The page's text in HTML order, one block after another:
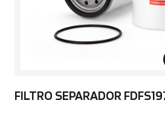
FILTRO SEPARADOR